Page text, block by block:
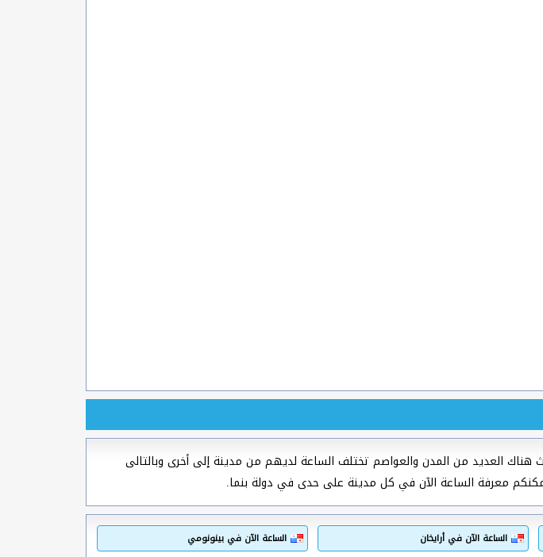
هناك العديد من المدن والعواصم تختلف الساعة لديهم من مدينة إلى أخرى وبالتالى
معرفة الساعة الآن في كل مدينة على حدى في دولة بنما.
الساعة الآن في أرايخان الساعة الآن في بينونومي